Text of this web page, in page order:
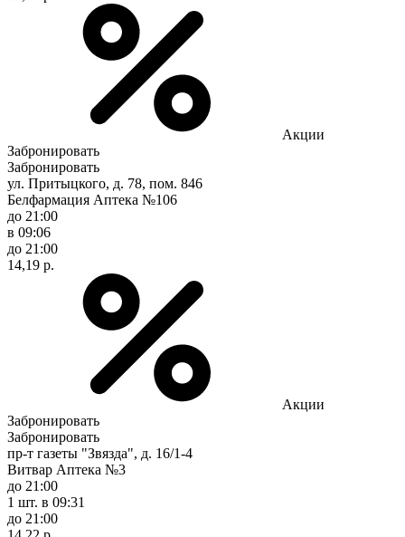
Акции
Забронировать
Забронировать
ул. Притыцкого, д. 78, пом. 846
Белфармация Аптека №106
до 21:00
в 09:06
до 21:00
14,19 р.
Акции
Забронировать
Забронировать
пр-т газеты "Звязда", д. 16/1-4
Витвар Аптека №3
до 21:00
1 шт. в 09:31
до 21:00